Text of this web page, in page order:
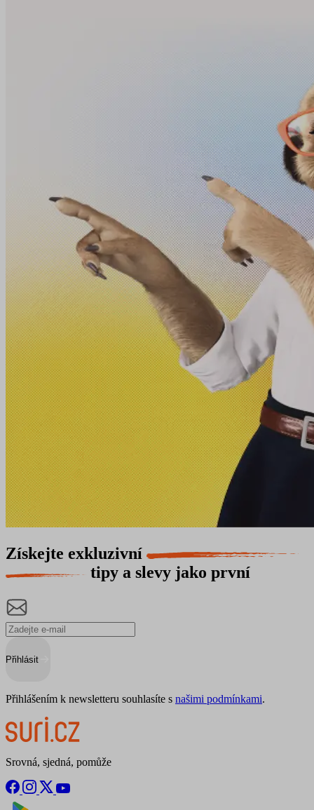
Získejte exkluzivní
tipy a slevy jako první
Přihlásit
Přihlášením k newsletteru souhlasíte s našimi podmínkami.
Srovná, sjedná, pomůže